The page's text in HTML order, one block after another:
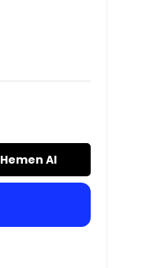
Hemen Al